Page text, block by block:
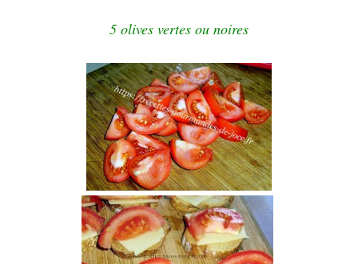
5 olives vertes ou noires